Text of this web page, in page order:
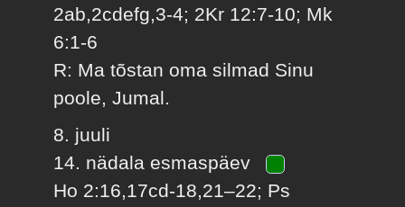
2ab,2cdefg,3-4; 2Kr 12:7-10; Mk
6:1-6
R: Ma tõstan oma silmad Sinu
poole, Jumal.
8. juuli
14. nädala esmaspäev
Ho 2:16,17cd-18,21–22; Ps